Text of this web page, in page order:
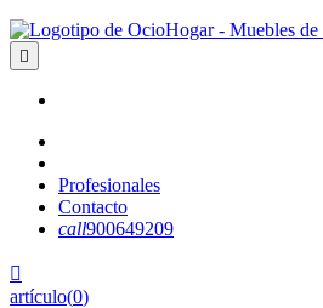

Profesionales
Contacto
call900649209

artículo(0)